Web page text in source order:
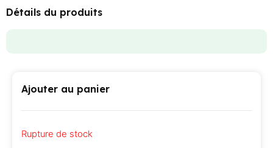
Détails du produits
Ajouter au panier
Rupture de stock